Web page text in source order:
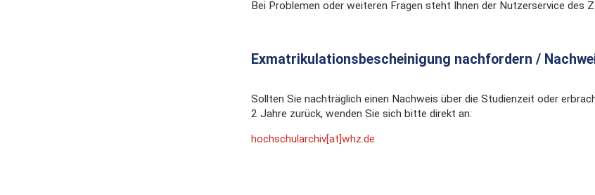
Bei Problemen oder weiteren Fragen steht Ihnen der Nutzerservice des
Exmatrikulationsbescheinigung nachfordern /
Sollten Sie nachträglich einen Nachweis über die Studienzeit oder
2 Jahre zurück, wenden Sie sich bitte direkt an:
hochschularchiv[at]whz.de